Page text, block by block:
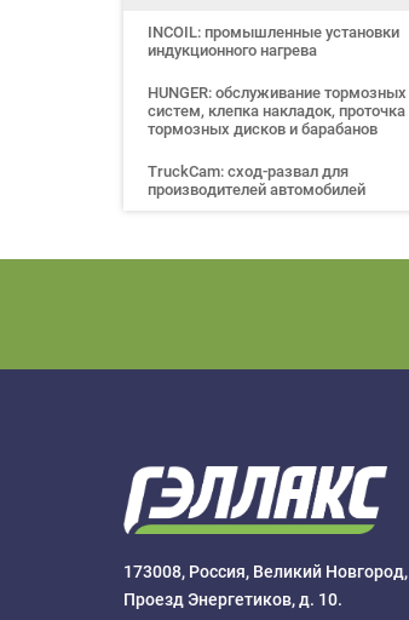
INCOIL: промышленные установки
индукционного нагрева
HUNGER: обслуживание тормозных
систем, клепка накладок, проточка
тормозных дисков и барабанов
TruckCam: сход-развал для
производителей автомобилей
173008, Россия, Великий Новгород,
Проезд Энергетиков, д. 10.